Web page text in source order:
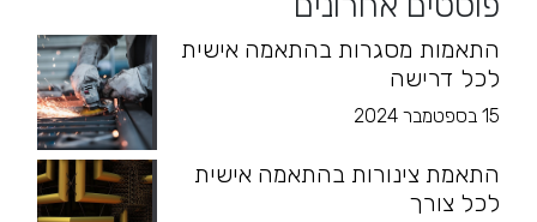
התאמות מסגרות בהתאמה אישית
לכל דרישה
15 בספטמבר 2024
התאמת צינורות בהתאמה אישית
לכל צורך